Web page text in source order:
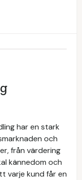
har en stark
och
från värdering
kännedom och
varje kund får en